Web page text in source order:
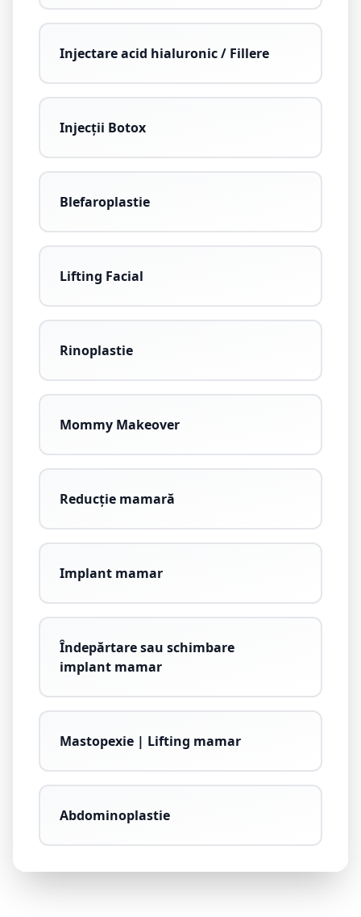
Injectare acid hialuronic / Fillere
Injecții Botox
Blefaroplastie
Lifting Facial
Rinoplastie
Mommy Makeover
Reducție mamară
Implant mamar
Îndepărtare sau schimbare
implant mamar
Mastopexie | Lifting mamar
Abdominoplastie